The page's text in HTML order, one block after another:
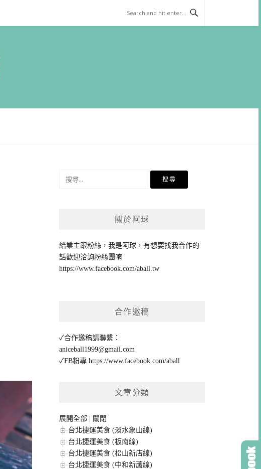
關於阿球
給業主跟粉絲，我是阿球，有想要找我合作的
話歡迎洽詢粉絲團唷
https://www.facebook.com/aball.tw
合作邀稿
✓合作邀稿請聯繫：
aniceball1999@gmail.com
✓FB粉專https://www.facebook.com/aball
文章分類
展開全部
關閉
台北捷運美食 (淡水象山線)
台北捷運美食 (板南線)
台北捷運美食 (松山新店線)
台北捷運美食 (中和新蘆線)